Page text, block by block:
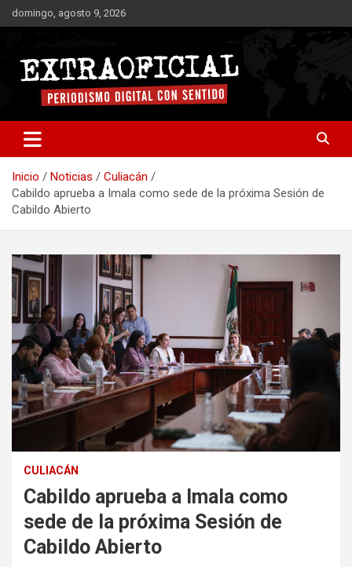
Saltar
al
domingo, agosto 9, 2026
Extraoficial
Inicio Noticias
Culiacán
Cabildo aprueba a Imala como sede de la próxima Sesión de
Cabildo Abierto
CULIACÁN
Cabildo aprueba a Imala como
sede de la próxima Sesión de
Cabildo Abierto